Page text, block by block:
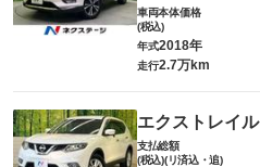
車両本体価格
(税込)
年式2018年
走行2.7万km
エクストレイル
支払総額
(税込)(リ済込・追)